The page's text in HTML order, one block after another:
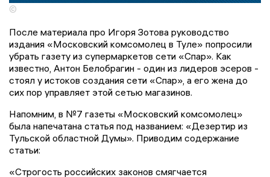
©
После материала про Игоря Зотова руководство
издания «Московский комсомолец в Туле» попросили
убрать газету из супермаркетов сети «Спар». Как
известно, Антон Белобрагин - один из лидеров эсеров -
стоял у истоков создания сети «Спар», а его жена до
сих пор управляет этой сетью магазинов.
Напомним, в №7 газеты «Московский комсомолец»
была напечатана статья под названием: «Дезертир из
Тульской областной Думы». Приводим содержание
статьи:
«Строгость российских законов смягчается